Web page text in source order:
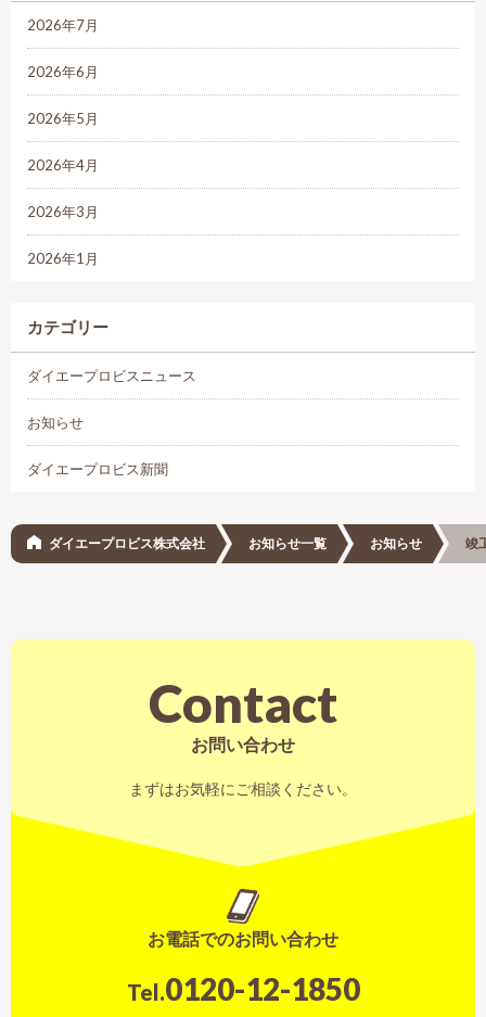
2026年7月
2026年6月
2026年5月
2026年4月
2026年3月
2026年1月
カテゴリー
ダイエープロビスニュース
お知らせ
ダイエープロビス新聞
ダイエープロビス株式会社 お知らせ一覧 お知らせ 竣
Contact
お問い合わせ
まずはお気軽にご相談ください。
お電話でのお問い合わせ
Tel.0120-12-1850